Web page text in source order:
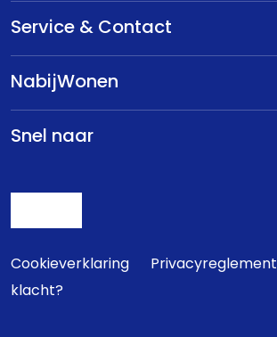
Service & Contact
NabijWonen
Snel naar
Cookieverklaring Privacyreglement
klacht?